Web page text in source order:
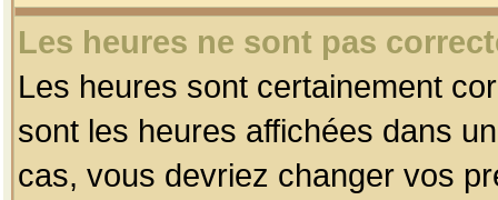
Les heures ne sont pas
Les heures sont certainement
sont les heures affichées dans
cas, vous devriez changer vos